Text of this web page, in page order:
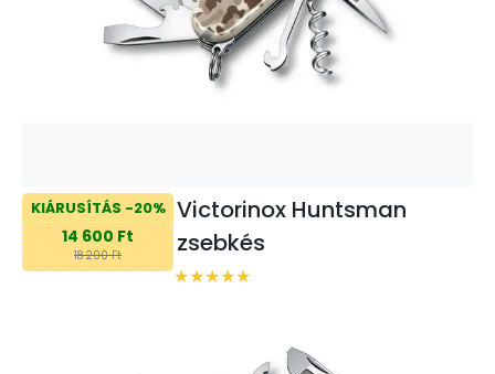
KIÁRUSÍTÁS -20%
14 600 Ft
18 200 Ft
Victorinox Huntsman
zsebkés